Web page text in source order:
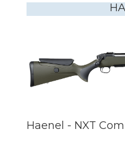
Haenel - NXT